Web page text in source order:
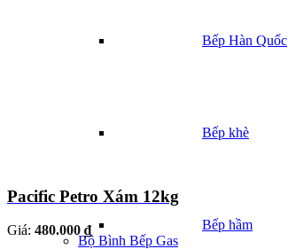
Bếp Hàn Quốc
Bếp khè
Bếp hầm
Bộ Bình Bếp Gas
Pacific Petro Xám 12kg
Giá: 480.000 ₫